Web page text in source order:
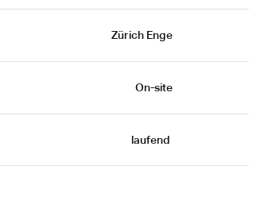
Zürich Enge
On-site
laufend